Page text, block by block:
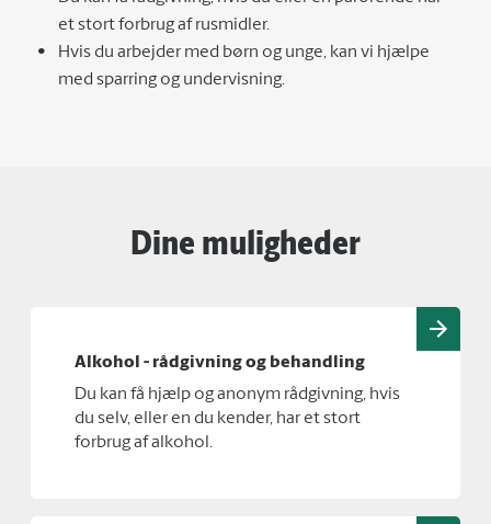
et stort forbrug af rusmidler.
Hvis du arbejder med børn og unge, kan vi hjælpe
med sparring og undervisning.
Dine muligheder
Alkohol - rådgivning og behandling
Du kan få hjælp og anonym rådgivning, hvis
du selv, eller en du kender, har et stort
forbrug af alkohol.